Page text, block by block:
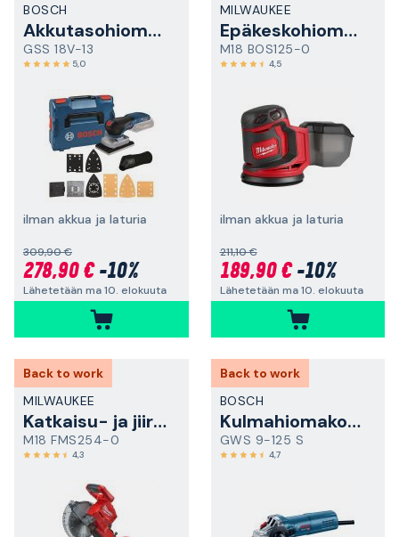
BOSCH
Akkutasohiomakone
GSS 18V-13
5,0
ilman akkua ja laturia
309,90 €
278,90 €-10%
Lähetetään ma 10. elokuuta
MILWAUKEE
Epäkeskohiomakone
M18 BOS125-0
4,5
ilman akkua ja laturia
211,10 €
189,90 €-10%
Lähetetään ma 10. elokuuta
Back to work
MILWAUKEE
Katkaisu- ja jiirisaha
M18 FMS254-0
4,3
Back to work
BOSCH
Kulmahiomakone
GWS 9-125 S
4,7